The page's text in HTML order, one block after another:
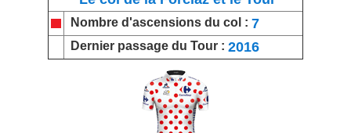
Nombre d'ascensions du col : 7
Dernier passage du Tour : 2016